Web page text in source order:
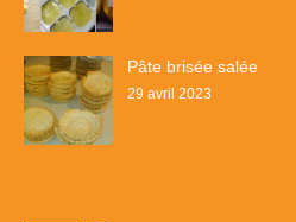
Pâte brisée salée
29 avril 2023